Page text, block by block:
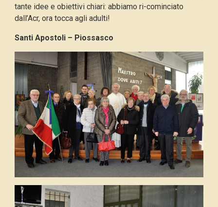
tante idee e obiettivi chiari: abbiamo ri-cominciato
dall’Acr, ora tocca agli adulti!
Santi Apostoli – Piossasco